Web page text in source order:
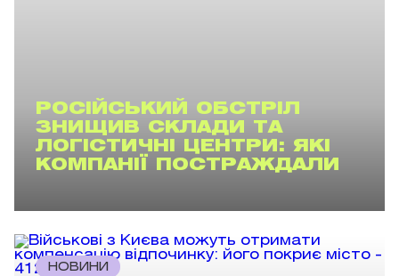
РОСІЙСЬКИЙ ОБСТРІЛ
ЗНИЩИВ СКЛАДИ ТА
ЛОГІСТИЧНІ ЦЕНТРИ: ЯКІ
КОМПАНІЇ ПОСТРАЖДАЛИ
НОВИНИ